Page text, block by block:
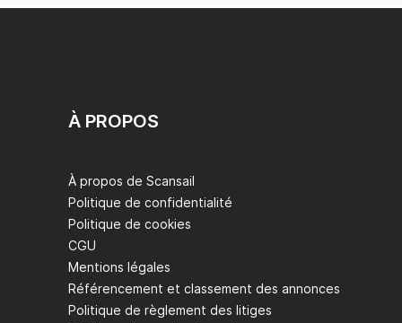
À PROPOS
À propos de Scansail
Politique de confidentialité
Politique de cookies
CGU
Mentions légales
Référencement et classement des annonces
Politique de règlement des litiges